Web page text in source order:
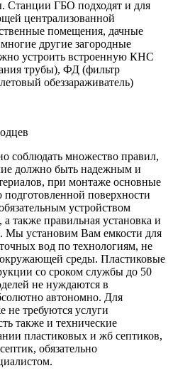
Станции ГБО подходят и для
централизованной
помещения, дачные
другие загородные
устроить встроенную КНС
трубы), ФД (фильтр
обеззараживатель)
соблюдать множество правил,
должно быть надежным и
при монтаже основные
подготовленной поверхности
устройством
также правильная установка и
Мы установим Вам емкости для
вод по технологиям, не
среды. Пластиковые
со сроком службы до 50
не нуждаются в
автономно. Для
не требуются услуги
также и технические
пластиковых и жб септиков,
обязательно